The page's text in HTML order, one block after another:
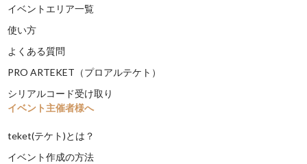
イベントエリア一覧
使い方
よくある質問
PRO ARTEKET（プロアルテケト）
シリアルコード受け取り
イベント主催者様へ
teket(テケト)とは？
イベント作成の方法